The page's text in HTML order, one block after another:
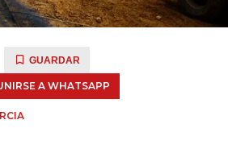
GUARDAR
A WHATSAPP